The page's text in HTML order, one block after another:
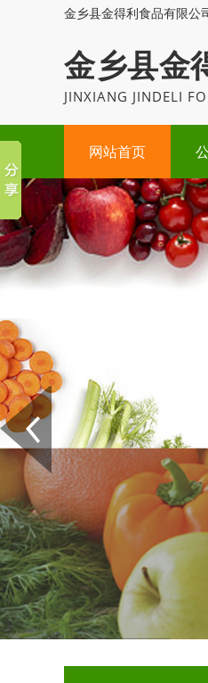
金乡县金得利食品有限公
金乡县金
JINXIANG JINDELI
网站首页
Prev